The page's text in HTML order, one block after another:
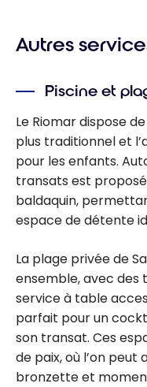
Autres
Piscine et
Le Riomar dispose
plus traditionnel et
pour les enfants.
transats est
baldaquin,
espace de détente
La plage privée de
ensemble, avec
service à table
parfait pour un
son transat. Ces
de paix, où l’on
bronzette et